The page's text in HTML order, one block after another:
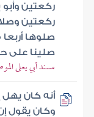
ركعتين وأبو
ركعتين
صلوها أربعا
صلينا على
مسند أبي يعلى
أنه كان يهل
وكان يقول